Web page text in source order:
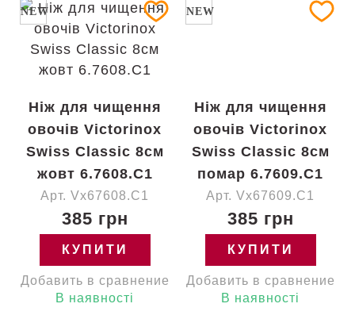
NEW
Ніж для чищення
овочів Victorinox
Swiss Classic 8см
жовт 6.7608.C1
Арт. Vx67608.C1
385 грн
КУПИТИ
Добавить в сравнение
В наявності
NEW
Ніж для чищення
овочів Victorinox
Swiss Classic 8см
помар 6.7609.C1
Арт. Vx67609.C1
385 грн
КУПИТИ
Добавить в сравнение
В наявності